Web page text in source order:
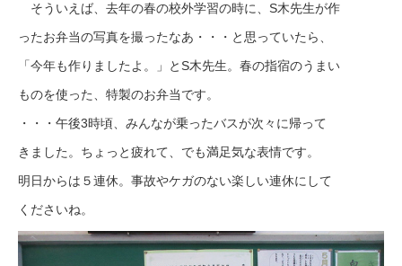
そういえば、去年の春の校外学習の時に、S木先生が作
ったお弁当の写真を撮ったなあ・・・と思っていたら、
「今年も作りましたよ。」とS木先生。春の指宿のうまい
ものを使った、特製のお弁当です。
・・・午後3時頃、みんなが乗ったバスが次々に帰って
きました。ちょっと疲れて、でも満足気な表情です。
明日からは５連休。事故やケガのない楽しい連休にして
くださいね。